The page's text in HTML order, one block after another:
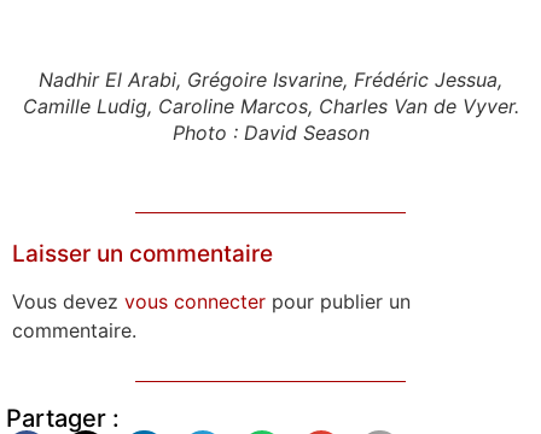
Nadhir El Arabi, Grégoire Isvarine, Frédéric Jessua,
Camille Ludig, Caroline Marcos, Charles Van de Vyver.
Photo : David Season
Laisser un commentaire
Vous devez vous connecter pour publier un
commentaire.
Partager :